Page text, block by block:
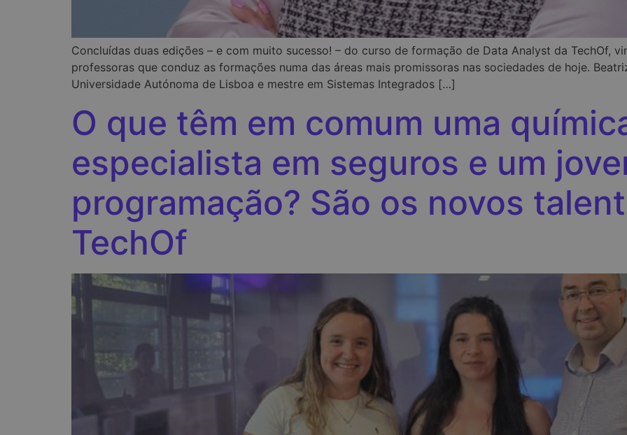
Concluídas duas edições – e com muito sucesso! – do curso de formação de Data Analyst da TechOf,
professoras que conduz as formações numa das áreas mais promissoras nas sociedades de hoje.
Universidade Autónoma de Lisboa e mestre em Sistemas Integrados […]
O que têm em comum uma
especialista em seguros e um
programação? São os novos
TechOf